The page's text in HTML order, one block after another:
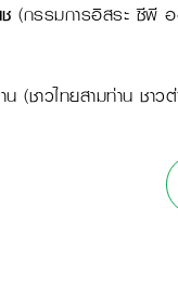
(กรรมการอิสระ ซีพี
(ชาวไทยสามท่าน ช